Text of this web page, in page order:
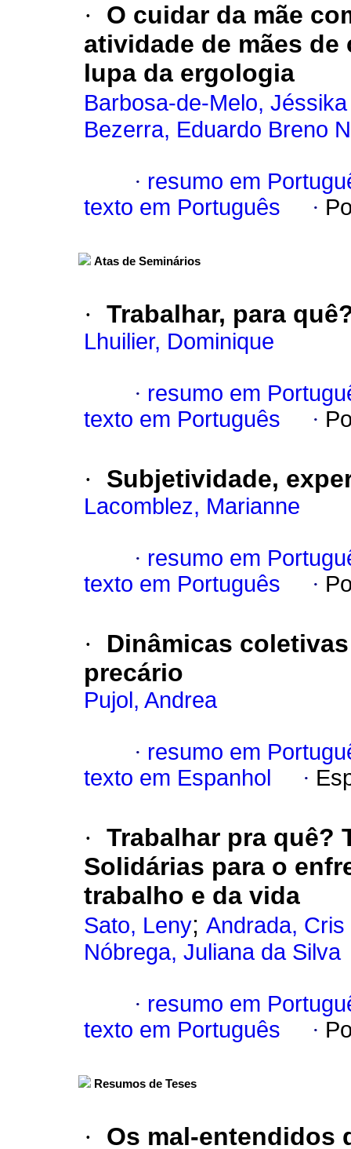
·
O cuidar da mãe
atividade de mães
lupa da ergologia
Barbosa-de-Melo,
Bezerra, Eduardo Breno
· resumo em
texto em Português
·
Atas de Seminários
· Trabalhar, para
Lhuilier, Dominique
· resumo em
texto em Português
·
· Subjetividade,
Lacomblez, Marianne
· resumo em
texto em Português
·
·
Dinâmicas
precário
Pujol, Andrea
· resumo em
texto em Espanhol
·
· Trabalhar pra quê?
Solidárias para o
trabalho e da vida
Sato, Leny; Andrada,
Nóbrega, Juliana da Silva
· resumo em
texto em Português
·
Resumos de Teses
· Os mal-entendidos